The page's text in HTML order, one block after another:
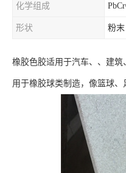
化学组成
形状 粉末
橡胶色胶适用于汽车、、建筑
用于橡胶球类制造，像篮球